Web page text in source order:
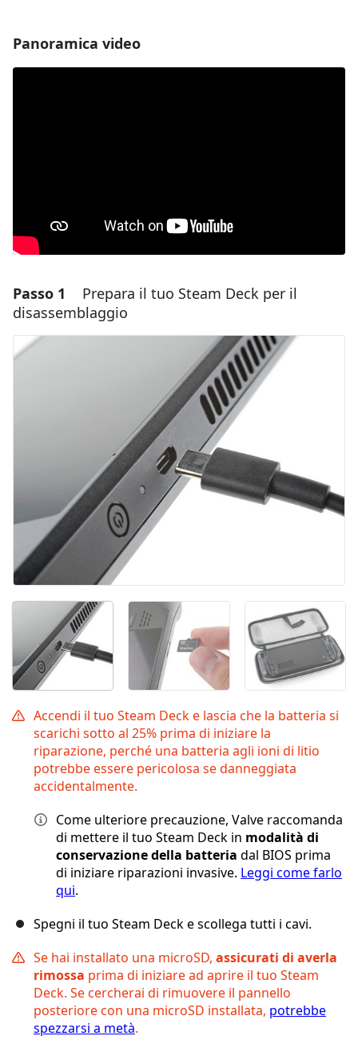
Panoramica video
Passo 1
Prepara il tuo Steam Deck per il
disassemblaggio
Accendi il tuo Steam Deck e lascia che la batteria si
scarichi sotto al 25% prima di iniziare la
riparazione, perché una batteria agli ioni di litio
potrebbe essere pericolosa se danneggiata
accidentalmente.
Come ulteriore precauzione, Valve raccomanda
di mettere il tuo Steam Deck in modalità di
conservazione della batteria dal BIOS prima
di iniziare riparazioni invasive. Leggi come farlo
qui.
Spegni il tuo Steam Deck e scollega tutti i cavi.
Se hai installato una microSD, assicurati di averla
rimossa prima di iniziare ad aprire il tuo Steam
Deck. Se cercherai di rimuovere il pannello
posteriore con una microSD installata, potrebbe
spezzarsi a metà.